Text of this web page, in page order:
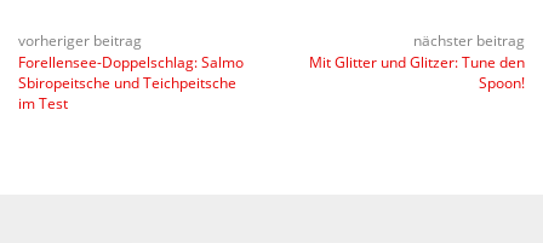
vorheriger beitrag
Forellensee-Doppelschlag: Salmo
Sbiropeitsche und Teichpeitsche
im Test
nächster beitrag
Mit Glitter und Glitzer: Tune den
Spoon!